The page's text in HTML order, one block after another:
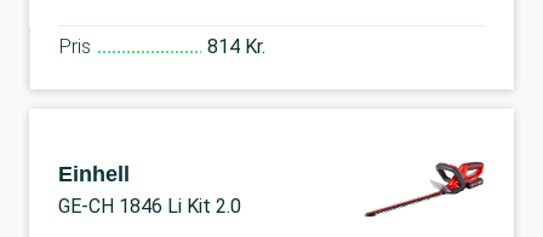
Pris 814 Kr.
Einhell
GE-CH 1846 Li Kit 2.0